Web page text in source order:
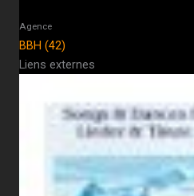
Agence
BBH (42)
Liens externes